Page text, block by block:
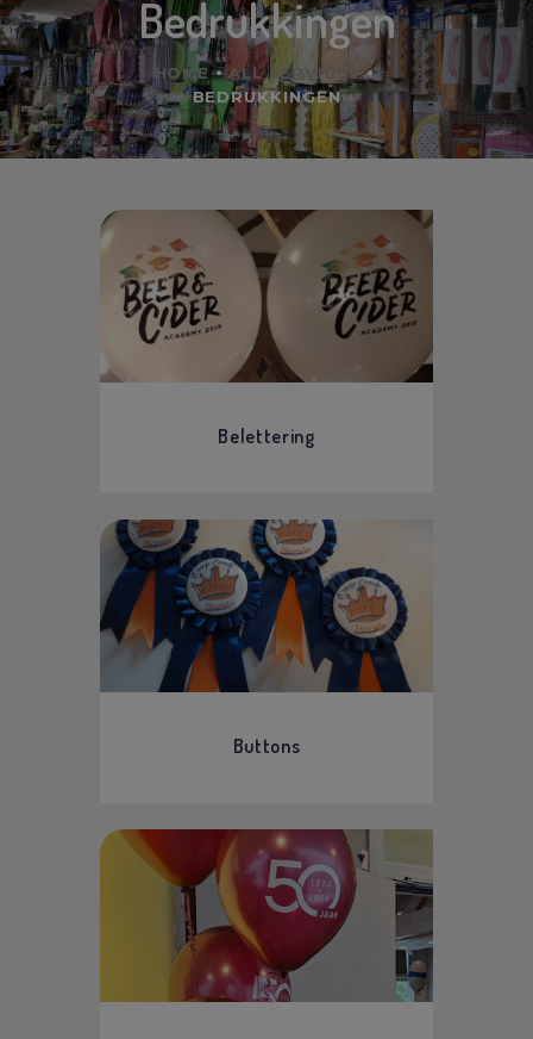
Bedrukkingen
HOME
ALL SERVICES
BEDRUKKINGEN
Belettering
Buttons